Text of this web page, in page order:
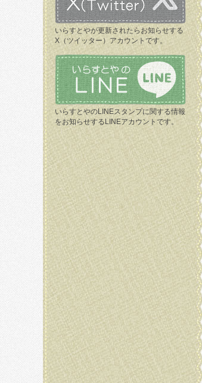
いらすとやが更新されたらお知らせする
X（ツイッター）アカウントです。
いらすとやのLINEスタンプに関する情報
をお知らせするLINEアカウントです。